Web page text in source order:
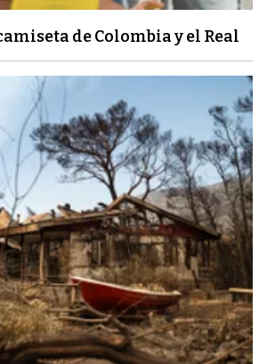
de Colombia y el Real